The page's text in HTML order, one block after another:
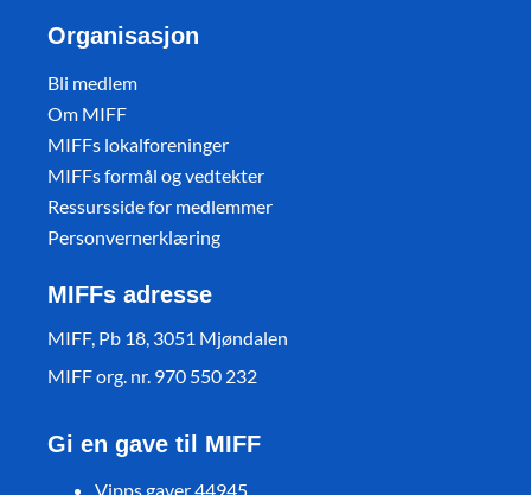
Organisasjon
Bli medlem
Om MIFF
MIFFs lokalforeninger
MIFFs formål og vedtekter
Ressursside for medlemmer
Personvernerklæring
MIFFs adresse
MIFF, Pb 18, 3051 Mjøndalen
MIFF org. nr. 970 550 232
Gi en gave til MIFF
Vipps gaver 44945